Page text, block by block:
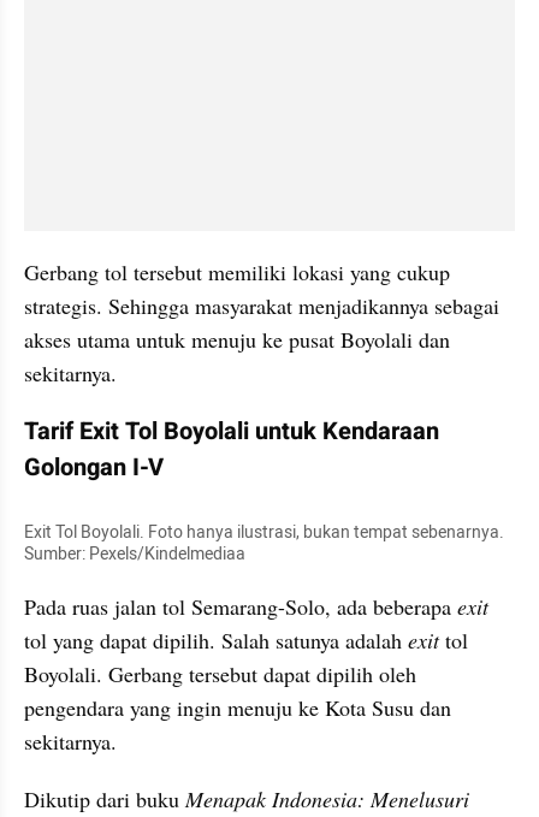
Gerbang tol tersebut memiliki lokasi yang cukup
strategis. Sehingga masyarakat menjadikannya sebagai
akses utama untuk menuju ke pusat Boyolali dan
sekitarnya.
Tarif Exit Tol Boyolali untuk Kendaraan
Golongan I-V
Exit Tol Boyolali. Foto hanya ilustrasi, bukan tempat sebenarnya.
Sumber: Pexels/Kindelmediaa
Pada ruas jalan tol Semarang-Solo, ada beberapa
exit
tol yang dapat dipilih. Salah satunya adalah exit tol
Boyolali. Gerbang tersebut dapat dipilih oleh
pengendara yang ingin menuju ke Kota Susu dan
sekitarnya.
Dikutip dari buku Menapak Indonesia: Menelusuri